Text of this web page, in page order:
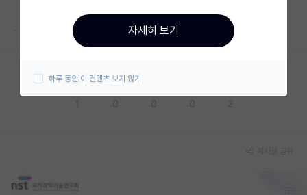
미국 대학원 합격 후기 게시판
대학원생 모집 게시판
연구실(PI) 홍보 게시판
. 자세히 보기
하루 동안 이 컨텐츠 보지 않기